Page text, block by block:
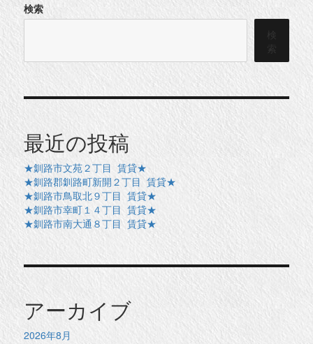
検索
検
索
最近の投稿
★釧路市文苑２丁目 賃貸★
★釧路郡釧路町新開２丁目 賃貸★
★釧路市鳥取北９丁目 賃貸★
★釧路市幸町１４丁目 賃貸★
★釧路市南大通８丁目 賃貸★
アーカイブ
2026年8月